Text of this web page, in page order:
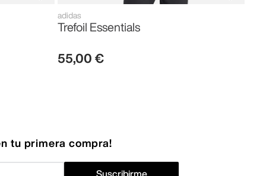
adidas
Trefoil Essentials
55,00 €
tu primera compra!
Suscribirme